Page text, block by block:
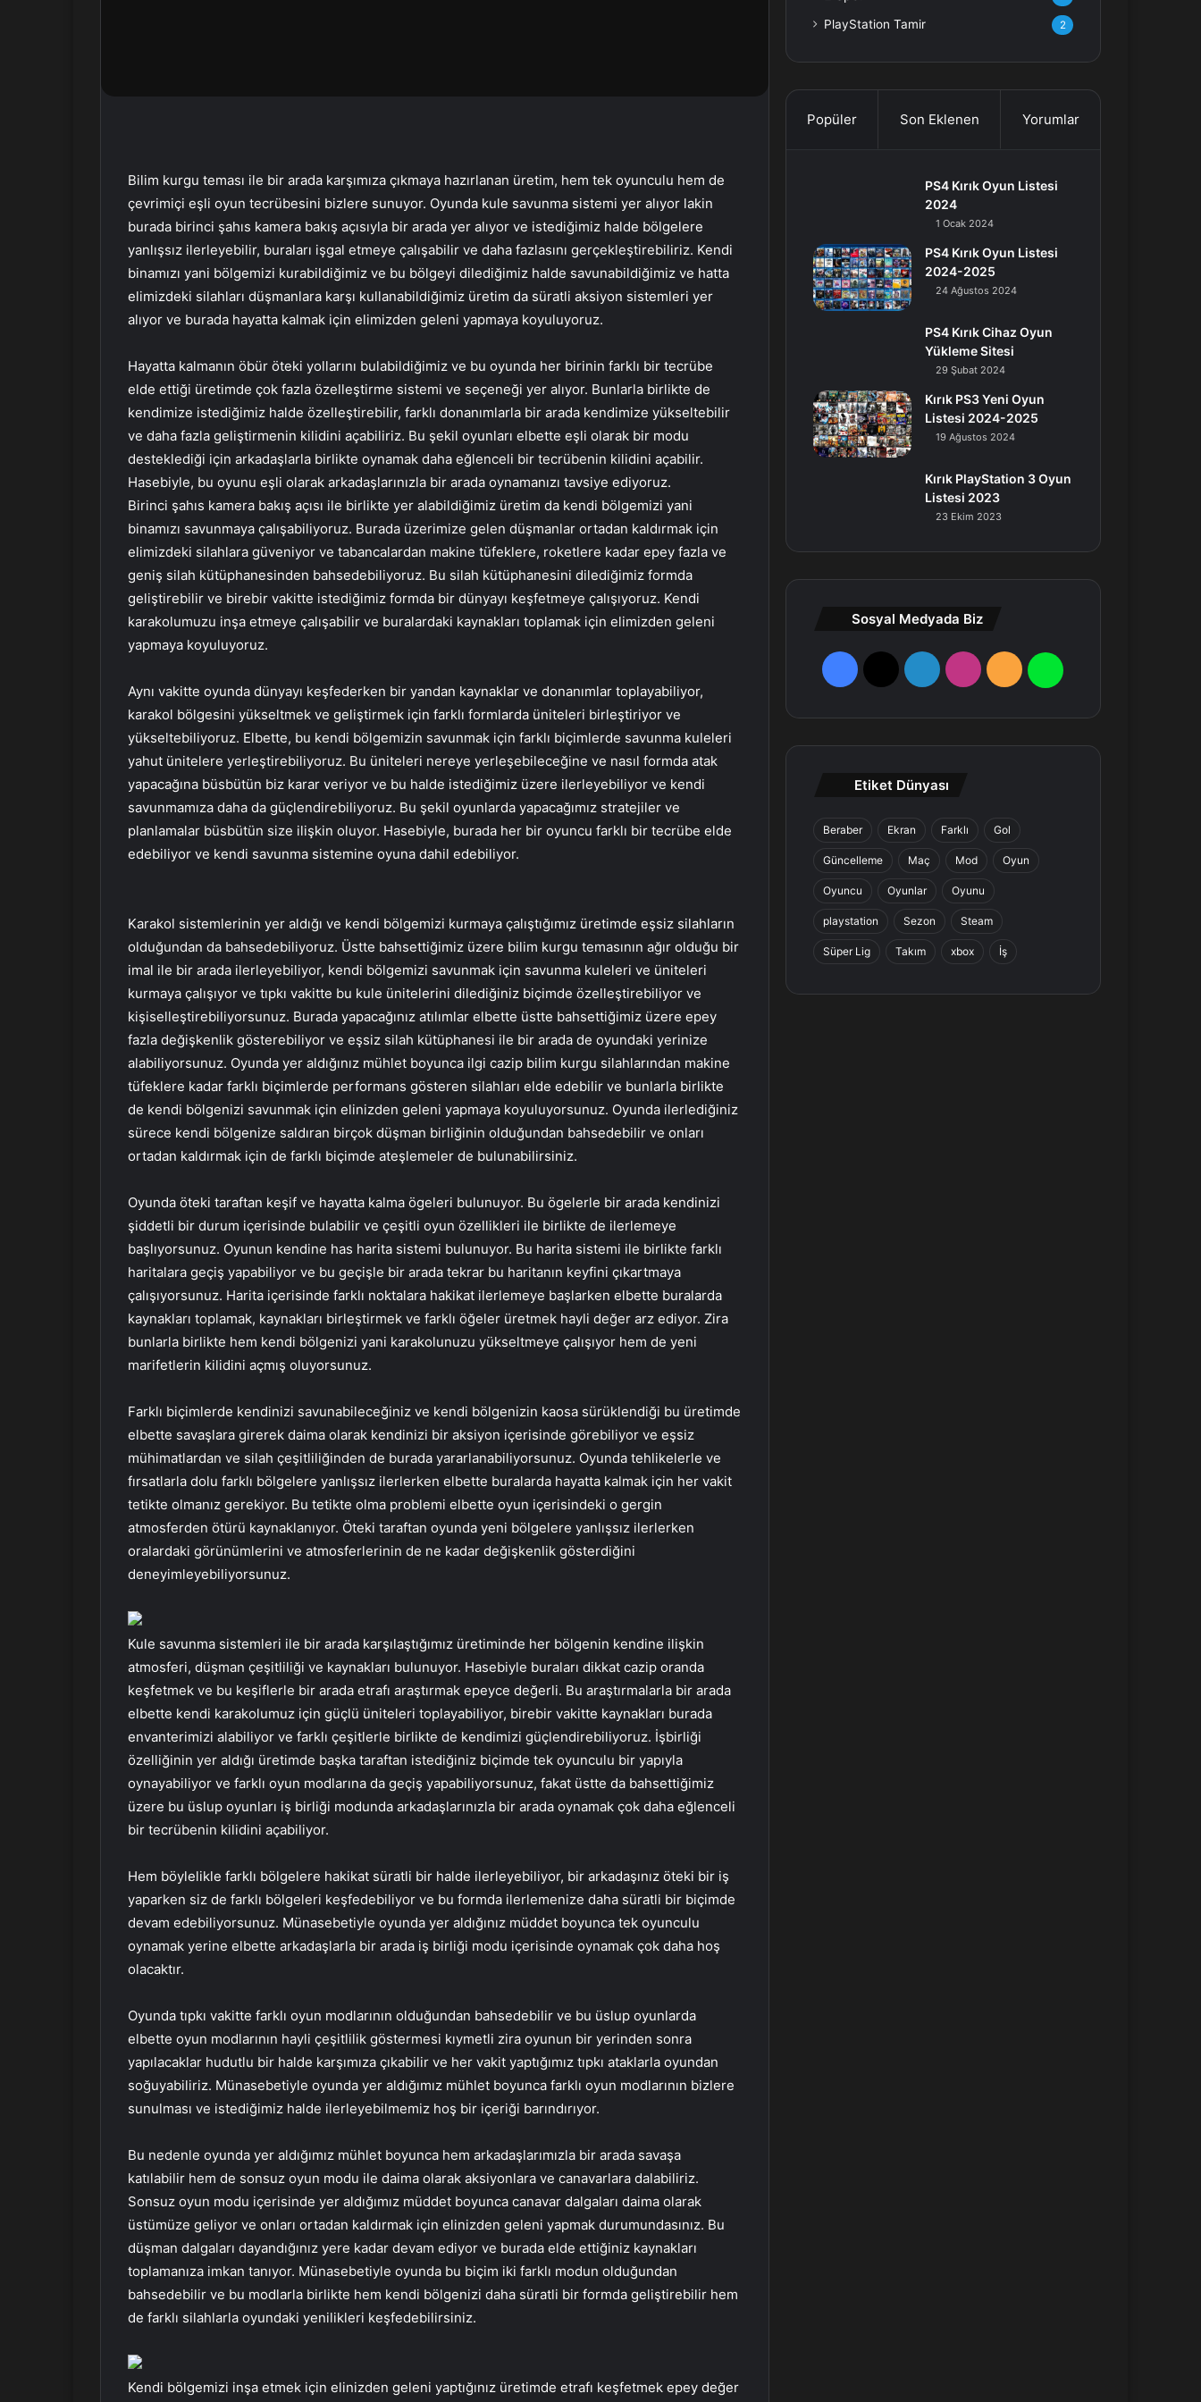
Bilim kurgu teması ile bir arada karşımıza çıkmaya hazırlanan üretim, hem tek oyunculu hem de
çevrimiçi eşli oyun tecrübesini bizlere sunuyor. Oyunda kule savunma sistemi yer alıyor lakin
burada birinci şahıs kamera bakış açısıyla bir arada yer alıyor ve istediğimiz halde bölgelere
yanlışsız ilerleyebilir, buraları işgal etmeye çalışabilir ve daha fazlasını gerçekleştirebiliriz. Kendi
binamızı yani bölgemizi kurabildiğimiz ve bu bölgeyi dilediğimiz halde savunabildiğimiz ve hatta
elimizdeki silahları düşmanlara karşı kullanabildiğimiz üretim da süratli aksiyon sistemleri yer
alıyor ve burada hayatta kalmak için elimizden geleni yapmaya koyuluyoruz.
Hayatta kalmanın öbür öteki yollarını bulabildiğimiz ve bu oyunda her birinin farklı bir tecrübe
elde ettiği üretimde çok fazla özelleştirme sistemi ve seçeneği yer alıyor. Bunlarla birlikte de
kendimize istediğimiz halde özelleştirebilir, farklı donanımlarla bir arada kendimize yükseltebilir
ve daha fazla geliştirmenin kilidini açabiliriz. Bu şekil oyunları elbette eşli olarak bir modu
desteklediği için arkadaşlarla birlikte oynamak daha eğlenceli bir tecrübenin kilidini açabilir.
Hasebiyle, bu oyunu eşli olarak arkadaşlarınızla bir arada oynamanızı tavsiye ediyoruz.
Birinci şahıs kamera bakış açısı ile birlikte yer alabildiğimiz üretim da kendi bölgemizi yani
binamızı savunmaya çalışabiliyoruz. Burada üzerimize gelen düşmanlar ortadan kaldırmak için
elimizdeki silahlara güveniyor ve tabancalardan makine tüfeklere, roketlere kadar epey fazla ve
geniş silah kütüphanesinden bahsedebiliyoruz. Bu silah kütüphanesini dilediğimiz formda
geliştirebilir ve birebir vakitte istediğimiz formda bir dünyayı keşfetmeye çalışıyoruz. Kendi
karakolumuzu inşa etmeye çalışabilir ve buralardaki kaynakları toplamak için elimizden geleni
yapmaya koyuluyoruz.
Aynı vakitte oyunda dünyayı keşfederken bir yandan kaynaklar ve donanımlar toplayabiliyor,
karakol bölgesini yükseltmek ve geliştirmek için farklı formlarda üniteleri birleştiriyor ve
yükseltebiliyoruz. Elbette, bu kendi bölgemizin savunmak için farklı biçimlerde savunma kuleleri
yahut ünitelere yerleştirebiliyoruz. Bu üniteleri nereye yerleşebileceğine ve nasıl formda atak
yapacağına büsbütün biz karar veriyor ve bu halde istediğimiz üzere ilerleyebiliyor ve kendi
savunmamıza daha da güçlendirebiliyoruz. Bu şekil oyunlarda yapacağımız stratejiler ve
planlamalar büsbütün size ilişkin oluyor. Hasebiyle, burada her bir oyuncu farklı bir tecrübe elde
edebiliyor ve kendi savunma sistemine oyuna dahil edebiliyor.
Karakol sistemlerinin yer aldığı ve kendi bölgemizi kurmaya çalıştığımız üretimde eşsiz silahların
olduğundan da bahsedebiliyoruz. Üstte bahsettiğimiz üzere bilim kurgu temasının ağır olduğu bir
imal ile bir arada ilerleyebiliyor, kendi bölgemizi savunmak için savunma kuleleri ve üniteleri
kurmaya çalışıyor ve tıpkı vakitte bu kule ünitelerini dilediğiniz biçimde özelleştirebiliyor ve
kişiselleştirebiliyorsunuz. Burada yapacağınız atılımlar elbette üstte bahsettiğimiz üzere epey
fazla değişkenlik gösterebiliyor ve eşsiz silah kütüphanesi ile bir arada de oyundaki yerinize
alabiliyorsunuz. Oyunda yer aldığınız mühlet boyunca ilgi cazip bilim kurgu silahlarından makine
tüfeklere kadar farklı biçimlerde performans gösteren silahları elde edebilir ve bunlarla birlikte
de kendi bölgenizi savunmak için elinizden geleni yapmaya koyuluyorsunuz. Oyunda ilerlediğiniz
sürece kendi bölgenize saldıran birçok düşman birliğinin olduğundan bahsedebilir ve onları
ortadan kaldırmak için de farklı biçimde ateşlemeler de bulunabilirsiniz.
Oyunda öteki taraftan keşif ve hayatta kalma ögeleri bulunuyor. Bu ögelerle bir arada kendinizi
şiddetli bir durum içerisinde bulabilir ve çeşitli oyun özellikleri ile birlikte de ilerlemeye
başlıyorsunuz. Oyunun kendine has harita sistemi bulunuyor. Bu harita sistemi ile birlikte farklı
haritalara geçiş yapabiliyor ve bu geçişle bir arada tekrar bu haritanın keyfini çıkartmaya
çalışıyorsunuz. Harita içerisinde farklı noktalara hakikat ilerlemeye başlarken elbette buralarda
kaynakları toplamak, kaynakları birleştirmek ve farklı öğeler üretmek hayli değer arz ediyor. Zira
bunlarla birlikte hem kendi bölgenizi yani karakolunuzu yükseltmeye çalışıyor hem de yeni
marifetlerin kilidini açmış oluyorsunuz.
Farklı biçimlerde kendinizi savunabileceğiniz ve kendi bölgenizin kaosa sürüklendiği bu üretimde
elbette savaşlara girerek daima olarak kendinizi bir aksiyon içerisinde görebiliyor ve eşsiz
mühimatlardan ve silah çeşitliliğinden de burada yararlanabiliyorsunuz. Oyunda tehlikelerle ve
fırsatlarla dolu farklı bölgelere yanlışsız ilerlerken elbette buralarda hayatta kalmak için her vakit
tetikte olmanız gerekiyor. Bu tetikte olma problemi elbette oyun içerisindeki o gergin
atmosferden ötürü kaynaklanıyor. Öteki taraftan oyunda yeni bölgelere yanlışsız ilerlerken
oralardaki görünümlerini ve atmosferlerinin de ne kadar değişkenlik gösterdiğini
deneyimleyebiliyorsunuz.
Kule savunma sistemleri ile bir arada karşılaştığımız üretiminde her bölgenin kendine ilişkin
atmosferi, düşman çeşitliliği ve kaynakları bulunuyor. Hasebiyle buraları dikkat cazip oranda
keşfetmek ve bu keşiflerle bir arada etrafı araştırmak epeyce değerli. Bu araştırmalarla bir arada
elbette kendi karakolumuz için güçlü üniteleri toplayabiliyor, birebir vakitte kaynakları burada
envanterimizi alabiliyor ve farklı çeşitlerle birlikte de kendimizi güçlendirebiliyoruz. İşbirliği
özelliğinin yer aldığı üretimde başka taraftan istediğiniz biçimde tek oyunculu bir yapıyla
oynayabiliyor ve farklı oyun modlarına da geçiş yapabiliyorsunuz, fakat üstte da bahsettiğimiz
üzere bu üslup oyunları iş birliği modunda arkadaşlarınızla bir arada oynamak çok daha eğlenceli
bir tecrübenin kilidini açabiliyor.
Hem böylelikle farklı bölgelere hakikat süratli bir halde ilerleyebiliyor, bir arkadaşınız öteki bir iş
yaparken siz de farklı bölgeleri keşfedebiliyor ve bu formda ilerlemenize daha süratli bir biçimde
devam edebiliyorsunuz. Münasebetiyle oyunda yer aldığınız müddet boyunca tek oyunculu
oynamak yerine elbette arkadaşlarla bir arada iş birliği modu içerisinde oynamak çok daha hoş
olacaktır.
Oyunda tıpkı vakitte farklı oyun modlarının olduğundan bahsedebilir ve bu üslup oyunlarda
elbette oyun modlarının hayli çeşitlilik göstermesi kıymetli zira oyunun bir yerinden sonra
yapılacaklar hudutlu bir halde karşımıza çıkabilir ve her vakit yaptığımız tıpkı ataklarla oyundan
soğuyabiliriz. Münasebetiyle oyunda yer aldığımız mühlet boyunca farklı oyun modlarının bizlere
sunulması ve istediğimiz halde ilerleyebilmemiz hoş bir içeriği barındırıyor.
Bu nedenle oyunda yer aldığımız mühlet boyunca hem arkadaşlarımızla bir arada savaşa
katılabilir hem de sonsuz oyun modu ile daima olarak aksiyonlara ve canavarlara dalabiliriz.
Sonsuz oyun modu içerisinde yer aldığımız müddet boyunca canavar dalgaları daima olarak
üstümüze geliyor ve onları ortadan kaldırmak için elinizden geleni yapmak durumundasınız. Bu
düşman dalgaları dayandığınız yere kadar devam ediyor ve burada elde ettiğiniz kaynakları
toplamanıza imkan tanıyor. Münasebetiyle oyunda bu biçim iki farklı modun olduğundan
bahsedebilir ve bu modlarla birlikte hem kendi bölgenizi daha süratli bir formda geliştirebilir hem
de farklı silahlarla oyundaki yenilikleri keşfedebilirsiniz.
Kendi bölgemizi inşa etmek için elinizden geleni yaptığınız üretimde etrafı keşfetmek epey değer
PlayStation Tamir 2
Popüler Son Eklenen Yorumlar
PS4 Kırık Oyun Listesi
2024
1 Ocak 2024
PS4 Kırık Oyun Listesi
2024-2025
24 Ağustos 2024
PS4 Kırık Cihaz Oyun
Yükleme Sitesi
29 Şubat 2024
Kırık PS3 Yeni Oyun
Listesi 2024-2025
19 Ağustos 2024
Kırık PlayStation 3 Oyun
Listesi 2023
23 Ekim 2023
Sosyal Medyada Biz
F
e
k
X
L
n
a
m
R
W
a
Etiket Dünyası
Beraber Ekran Farklı Gol
Güncelleme Maç Mod Oyun
Oyuncu Oyunlar Oyunu
playstation Sezon Steam
Süper Lig Takım xbox İş